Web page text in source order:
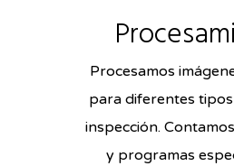
Procesamos
para diferentes
inspección.
y programas